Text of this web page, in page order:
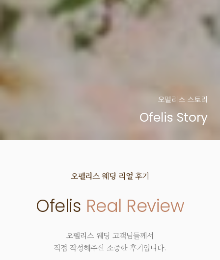
오펠리스 스토리
Ofelis Story
오펠리스 웨딩 리얼 후기
Ofelis Real Review
오펠리스 웨딩 고객님들께서
직접 작성해주신 소중한 후기입니다.